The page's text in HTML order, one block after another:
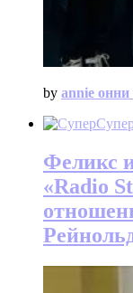
by annie онни
Феликс
«Radio